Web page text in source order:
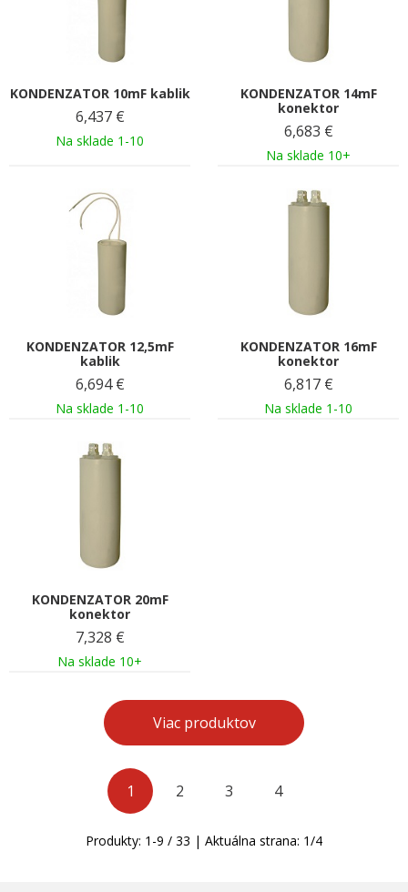
KONDENZATOR 10mF kablik
6,437 €
Na sklade 1-10
KONDENZATOR 14mF
konektor
6,683 €
Na sklade 10+
KONDENZATOR 12,5mF
kablik
6,694 €
Na sklade 1-10
KONDENZATOR 16mF
konektor
6,817 €
Na sklade 1-10
KONDENZATOR 20mF
konektor
7,328 €
Na sklade 10+
Viac produktov
1 2 3 4
Produkty: 1 -9 / 33 | Aktuálna strana: 1/4